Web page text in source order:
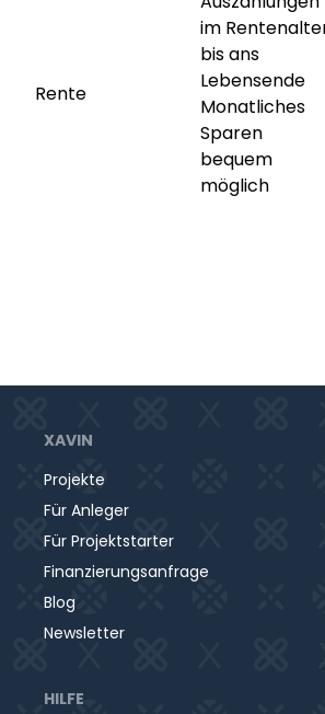
Rente
im
bis ans
Lebensende
Monatliches
Sparen
bequem
möglich
XAVIN
Projekte
Für Anleger
Für Projektstarter
Finanzierungsanfrage
Blog
Newsletter
HILFE